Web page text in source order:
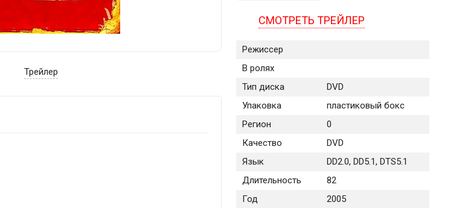
СМОТРЕТЬ ТРЕЙЛЕР
Режиссер
В ролях
Тип диска
DVD
Упаковка
пластиковый бокс
Регион
0
Качество
DVD
Язык
DD2.0, DD5.1, DTS5.1
Длительность
82
Год
2005
Трейлер